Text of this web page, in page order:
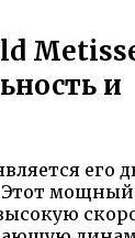
и
его
мощный